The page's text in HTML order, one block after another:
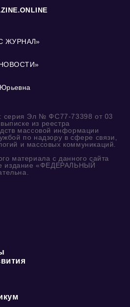
ЖУРНАЛ»
серия Эл № ФС77-73398 от 03
из реестра
массовой информации
по надзору в сфере связи,
и массовых коммуникаций.
материала с данного сайта
издание «ФЕДЕРАЛЬНЫЙ